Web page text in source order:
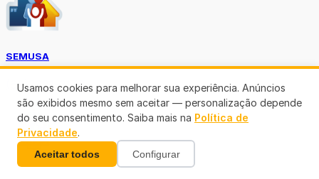
SEMUSA
(69)3901-3176
Usamos cookies para melhorar sua experiência. Anúncios
são exibidos mesmo sem aceitar — personalização depende
do seu consentimento. Saiba mais na Política de
Privacidade.
Aceitar todos Configurar